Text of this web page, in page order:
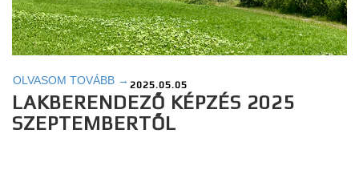
OLVASOM TOVÁBB → 2025.05.05
LAKBERENDEZŐ KÉPZÉS 2025
SZEPTEMBERTŐL